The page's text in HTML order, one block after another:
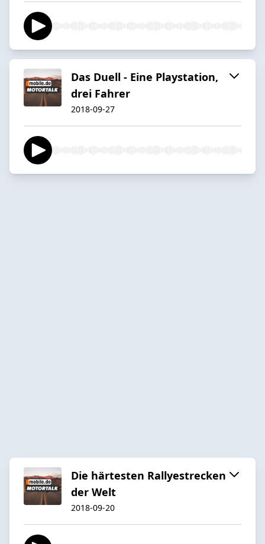
Das Duell - Eine Playstation,
drei Fahrer
2018-09-27
Die härtesten Rallyestrecken
der Welt
2018-09-20